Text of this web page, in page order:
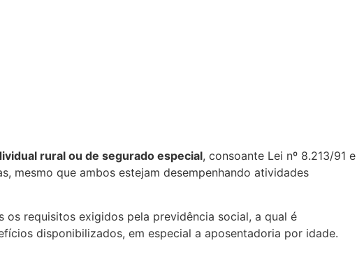
rural ou de segurado especial, consoante Lei nº 8.213/91 e
mesmo que ambos estejam desempenhando atividades
requisitos exigidos pela previdência social, a qual é
disponibilizados, em especial a aposentadoria por idade.